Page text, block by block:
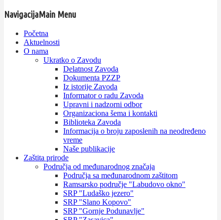
NavigacijaMain Menu
Početna
Aktuelnosti
O nama
Ukratko o Zavodu
Delatnost Zavoda
Dokumenta PZZP
Iz istorije Zavoda
Informator o radu Zavoda
Upravni i nadzorni odbor
Organizaciona šema i kontakti
Biblioteka Zavoda
Informacija o broju zaposlenih na neodređeno
vreme
Naše publikacije
Zaštita prirode
Područja od međunarodnog značaja
Područja sa međunarodnom zaštitom
Ramsarsko područje "Labudovo okno"
SRP "Ludaško jezero"
SRP "Slano Kopovo"
SRP "Gornje Podunavlje"